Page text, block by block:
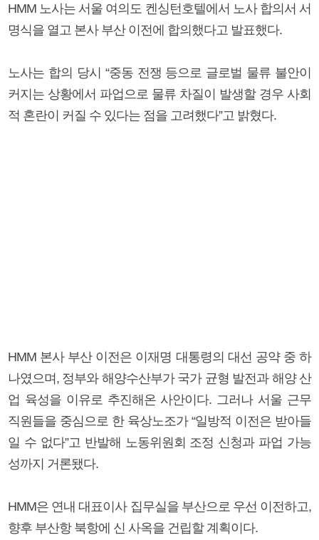
HMM 노사는 서울 여의도 켄싱턴호텔에서 노사 합의서 서
명식을 열고 본사 부산 이전에 합의했다고 발표했다.
노사는 합의 당시 “중동 전쟁 등으로 글로벌 물류 불안이
커지는 상황에서 파업으로 물류 차질이 발생할 경우 사회
적 혼란이 커질 수 있다는 점을 고려했다”고 밝혔다.
HMM 본사 부산 이전은 이재명 대통령의 대선 공약 중 하
나였으며, 정부와 해양수산부가 국가 균형 발전과 해양 산
업 육성을 이유로 추진해온 사안이다. 그러나 서울 근무
직원들을 중심으로 한 육상노조가 “일방적 이전은 받아들
일 수 없다”고 반발해 노동위원회 조정 신청과 파업 가능
성까지 거론됐다.
HMM은 연내 대표이사 집무실을 부산으로 우선 이전하고,
향후 부산항 북항에 신 사옥을 건립할 계획이다.